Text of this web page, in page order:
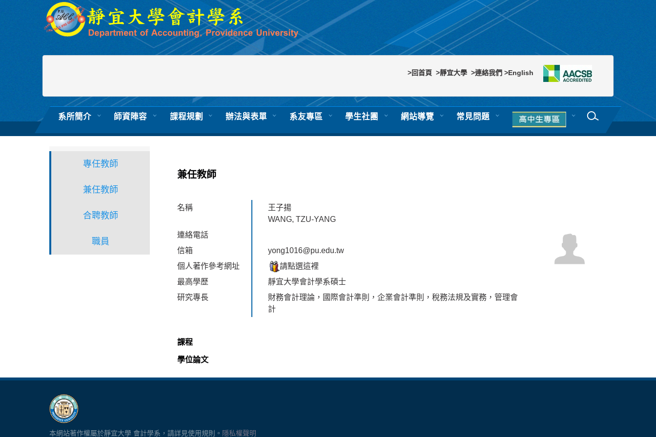
>回首頁 >靜宜大學 >連絡我們 >English
系所簡介 師資陣容 課程規劃 辦法與表單 系友專區 學生社團 網站導覽 常見問題
專任教師
兼任教師
合聘教師
職員
兼任教師
名稱
王子揚
WANG, TZU-YANG
連絡電話
信箱
yong1016@pu.edu.tw
個人著作參考網址
請點選這裡
最高學歷
靜宜大學會計學系碩士
研究專長
財務會計理論，國際會計準則，企業會計準則，稅務法規及實務，管理會
計
課程
學位論文
本網站著作權屬於靜宜大學 會計學系，請詳見使用規則。 隱私權聲明